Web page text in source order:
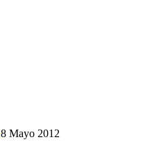
8 Mayo 2012